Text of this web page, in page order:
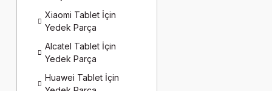
Xiaomi Tablet İçin
Yedek Parça
Alcatel Tablet İçin
Yedek Parça
Huawei Tablet İçin